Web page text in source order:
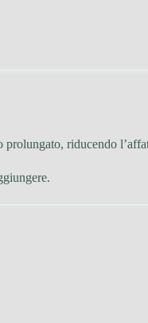
riducendo